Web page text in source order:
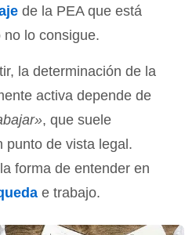
de la PEA que está
lo consigue.
la determinación de la
activa depende de
, que suele
punto de vista legal.
forma de entender en
e trabajo.